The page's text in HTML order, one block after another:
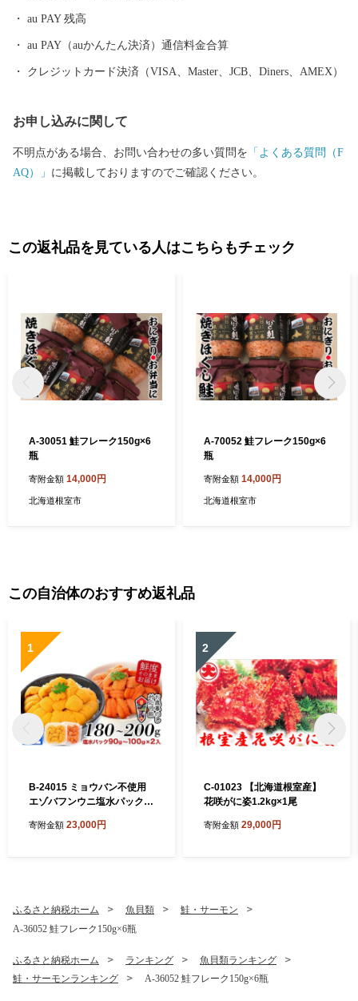
ない課題が非常に山積しています。 すこしづつまちの活性化を目
指し歩みを進めてまいりますので、今後の根室市にご注目くださ
au PAY 残高
au PAY（auかんたん決済）通信料金合算
クレジットカード決済（VISA、Master、JCB、Diners、AMEX）
お申し込みに関して
不明点がある場合、お問い合わせの多い質問を 「よくある質問（F
AQ）」 に掲載しておりますのでご確認ください。
この返礼品を見ている人はこちらもチェック
A-30051 鮭フレーク150g×6
瓶
寄附金額 14,000円
北海道根室市
A-70052 鮭フレーク150g×6
瓶
寄附金額 14,000円
北海道根室市
この自治体のおすすめ返礼品
1
B-24015 ミョウバン不使用
エゾバフンウニ塩水パック9
発送]
寄附金額 23,000円
2
C-01023 【北海道根室産】
花咲がに姿1.2kg×1尾
寄附金額 29,000円
ふるさと納税ホーム 魚貝類
鮭・サーモン
A-36052 鮭フレーク150g×6瓶
ふるさと納税ホーム ランキング
魚貝類ランキング
鮭・サーモンランキング
A-36052 鮭フレーク150g×6瓶